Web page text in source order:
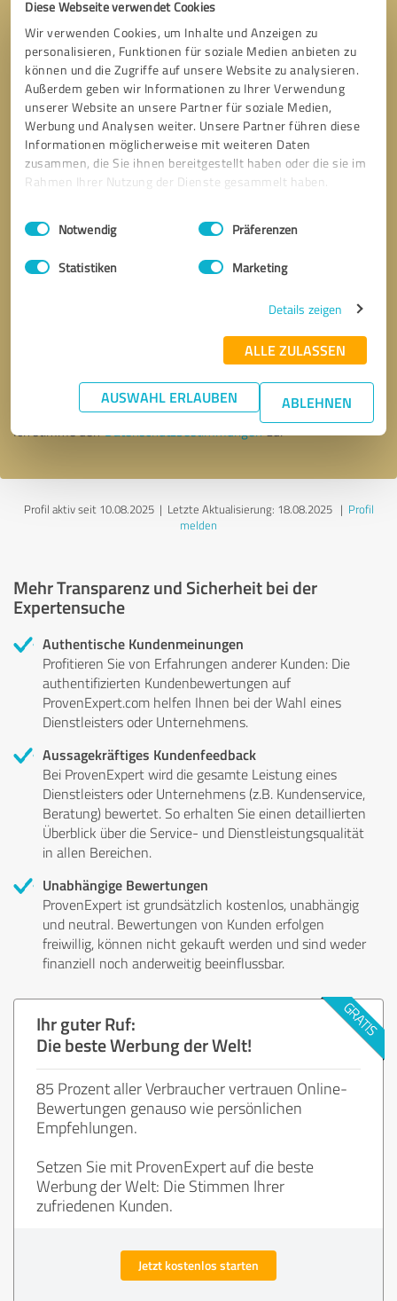
Diese Webseite verwendet Cookies
Wir verwenden Cookies, um Inhalte und Anzeigen zu
personalisieren, Funktionen für soziale Medien anbieten zu
können und die Zugriffe auf unsere Website zu analysieren.
Außerdem geben wir Informationen zu Ihrer Verwendung
unserer Website an unsere Partner für soziale Medien,
Werbung und Analysen weiter. Unsere Partner führen diese
Informationen möglicherweise mit weiteren Daten
zusammen, die Sie ihnen bereitgestellt haben oder die sie im
Rahmen Ihrer Nutzung der Dienste gesammelt haben.
Impressum Datenschutzbestimmungen
Einwilligungsauswahl
Notwendig Präferenzen
Statistiken Marketing
Details zeigen
ALLE ZULASSEN
AUSWAHL ERLAUBEN ABLEHNEN
* Erforderliche Angaben
Nachricht senden
Ich stimme denDatenschutzbestimmungenzu.
Profil aktiv seit 10.08.2025 | Letzte Aktualisierung: 18.08.2025| Profil
melden
Mehr Transparenz und Sicherheit bei der
Expertensuche
Authentische Kundenmeinungen
Profitieren Sie von Erfahrungen anderer Kunden: Die
authentifizierten Kundenbewertungen auf
ProvenExpert.com helfen Ihnen bei der Wahl eines
Dienstleisters oder Unternehmens.
Aussagekräftiges Kundenfeedback
Bei ProvenExpert wird die gesamte Leistung eines
Dienstleisters oder Unternehmens (z.B. Kundenservice,
Beratung) bewertet. So erhalten Sie einen detaillierten
Überblick über die Service- und Dienstleistungsqualität
in allen Bereichen.
Unabhängige Bewertungen
ProvenExpert ist grundsätzlich kostenlos, unabhängig
und neutral. Bewertungen von Kunden erfolgen
freiwillig, können nicht gekauft werden und sind weder
finanziell noch anderweitig beeinflussbar.
Ihr guter Ruf:
Die beste Werbung der Welt!
85 Prozent aller Verbraucher vertrauen Online-
Bewertungen genauso wie persönlichen
Empfehlungen.
Setzen Sie mit ProvenExpert auf die beste
Werbung der Welt: Die Stimmen Ihrer
zufriedenen Kunden.
Jetzt kostenlos starten